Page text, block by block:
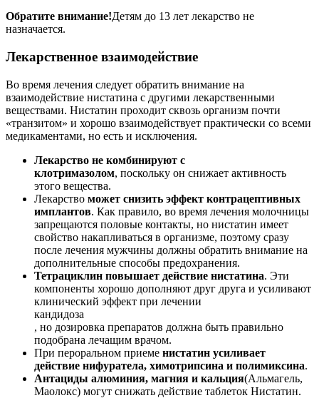
Обратите внимание!Детям до 13 лет лекарство не
назначается.
Лекарственное взаимодействие
Во время лечения следует обратить внимание на
взаимодействие нистатина с другими лекарственными
веществами. Нистатин проходит сквозь организм почти
«транзитом» и хорошо взаимодействует практически со всеми
медикаментами, но есть и исключения.
Лекарство не комбинируют с
клотримазолом, поскольку он снижает активность
этого вещества.
Лекарство может снизить эффект контрацептивных
имплантов. Как правило, во время лечения молочницы
запрещаются половые контакты, но нистатин имеет
свойство накапливаться в организме, поэтому сразу
после лечения мужчины должны обратить внимание на
дополнительные способы предохранения.
Тетрациклин повышает действие нистатина. Эти
компоненты хорошо дополняют друг друга и усиливают
клинический эффект при лечении
кандидоза
, но дозировка препаратов должна быть правильно
подобрана лечащим врачом.
При пероральном приеме нистатин усиливает
действие нифуратела, химотрипсина и полимиксина.
Антациды алюминия, магния и кальция(Альмагель,
Маолокс) могут снижать действие таблеток Нистатин.